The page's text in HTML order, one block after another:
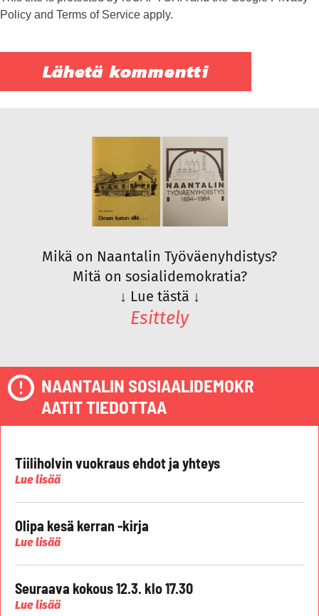
Policy and Terms of Service apply.
Mikä on Naantalin Työväenyhdistys?
Mitä on sosialidemokratia?
↓ Lue tästä ↓
Esittely
NAANTALIN SOSIAALIDEMOKR
AATIT TIEDOTTAA
Tiiliholvin vuokraus ehdot ja yhteys
Lue lisää
Olipa kesä kerran -kirja
Lue lisää
Seuraava kokous 12.3. klo 17.30
Lue lisää